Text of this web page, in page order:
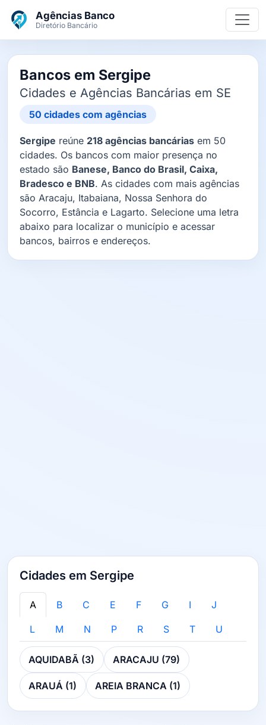
Agências Banco
Diretório Bancário
Bancos em Sergipe
Cidades e Agências Bancárias em SE
50 cidades com agências
Sergipe reúne 218 agências bancárias em 50
cidades. Os bancos com maior presença no
estado são Banese, Banco do Brasil, Caixa,
Bradesco e BNB. As cidades com mais agências
são Aracaju, Itabaiana, Nossa Senhora do
Socorro, Estância e Lagarto. Selecione uma letra
abaixo para localizar o município e acessar
bancos, bairros e endereços.
Cidades em Sergipe
A B C E F G I J
L M N P R S T U
AQUIDABÃ (3) ARACAJU (79)
ARAUÁ (1) AREIA BRANCA (1)